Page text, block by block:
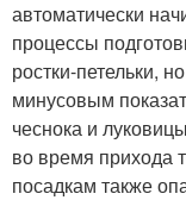
автоматически
процессы
ростки-петельки,
минусовым
чеснока и
во время прихода
посадкам также